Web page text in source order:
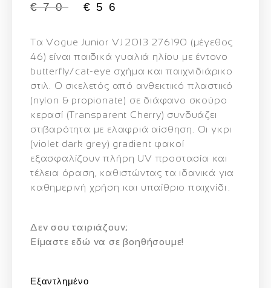
€70 € 56
ΤαVogue Junior VJ 2013 276190 (μέγεθος
46) είναι παιδικά γυαλιά ηλίου με έντονο
butterfly/cat‑eye σχήμα και παιχνιδιάρικο
στιλ. Ο σκελετός από ανθεκτικό πλαστικό
(nylon & propionate) σε διάφανο σκούρο
κερασί (Transparent Cherry) συνδυάζει
στιβαρότητα με ελαφριά αίσθηση. Οι γκρι
(violet dark grey) gradient φακοί
εξασφαλίζουν πλήρη UV προστασία και
τέλεια όραση, καθιστώντας τα ιδανικά για
καθημερινή χρήση και υπαίθριο παιχνίδι .
Δεν σου ταιριάζουν;
Eίμαστε εδώ να σε βοηθήσουμε!
Εξαντλημένο